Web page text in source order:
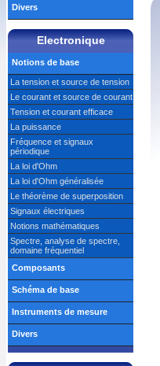
Divers
Electronique
Notions de base
La tension et source de tension
Le courant et source de courant
Tension et courant efficace
La puissance
Fréquence et signaux
périodique
La loi d'Ohm
La loi d'Ohm généralisée
Le théorème de superposition
Signaux électriques
Notions mathématiques
Spectre, analyse de spectre,
domaine fréquentiel
Composants
Schéma de base
Instruments de mesure
Divers